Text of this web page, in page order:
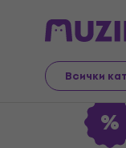
Всички
Музикални